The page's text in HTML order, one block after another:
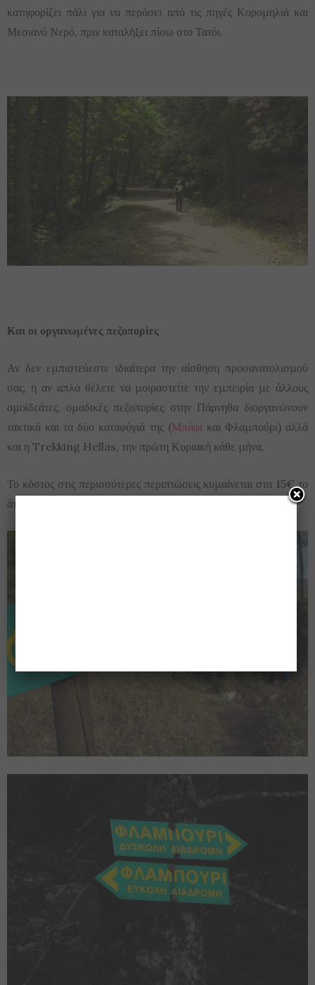
κατηφορίζει πάλι για να περάσει από τις πηγές Κορομηλιά και
Μεσιανό Νερό, πριν καταλήξει πίσω στο Τατόι.
Και οι οργανωμένες πεζοπορίες
Αν δεν εμπιστεύεστε ιδιαίτερα την αίσθηση προσανατολισμού
σας, ή αν απλά θέλετε να μοιραστείτε την εμπειρία με άλλους
ομοϊδεάτες, ομαδικές πεζοπορίες στην Πάρνηθα διοργανώνουν
τακτικά και τα δύο καταφύγιά της (Μπάφι και Φλαμπούρι) αλλά
και η Trekking Hellas, την πρώτη Κυριακή κάθε μήνα.
Το κόστος στις περισσότερες περιπτώσεις κυμαίνεται στα 15€ το
άτομο.